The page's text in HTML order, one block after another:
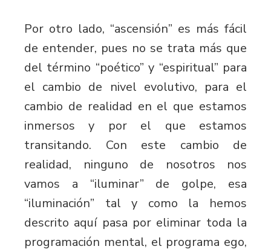
Por otro lado, “ascensión” es más fácil
de entender, pues no se trata más que
del término “poético” y “espiritual” para
el cambio de nivel evolutivo, para el
cambio de realidad en el que estamos
inmersos y por el que estamos
transitando. Con este cambio de
realidad, ninguno de nosotros nos
vamos a “iluminar” de golpe, esa
“iluminación” tal y como la hemos
descrito aquí pasa por eliminar toda la
programación mental, el programa ego,